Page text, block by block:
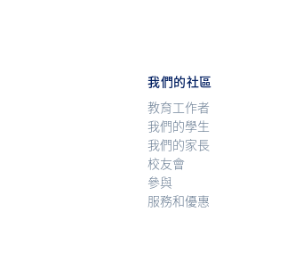
我們的社區
教育工作者
我們的學生
我們的家長
校友會
參與
服務和優惠